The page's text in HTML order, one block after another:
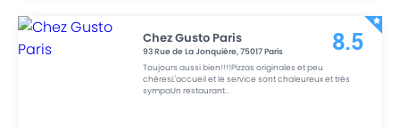
Chez Gusto Paris
93 Rue de La Jonquière,75017Paris
Toujours aussi bien!!!!Pizzas originales et peu
chèresL'accueil et le service sont chaleureux et très
sympaUn restaurant...
8.5